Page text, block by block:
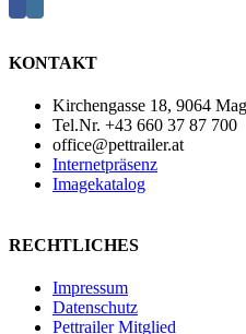
KONTAKT
Kirchengasse 18, 9064
Tel.Nr. +43 660 37 87 700
office@pettrailer.at
Internetpräsenz
Imagekatalog
RECHTLICHES
Impressum
Datenschutz
Pettrailer Mitglied